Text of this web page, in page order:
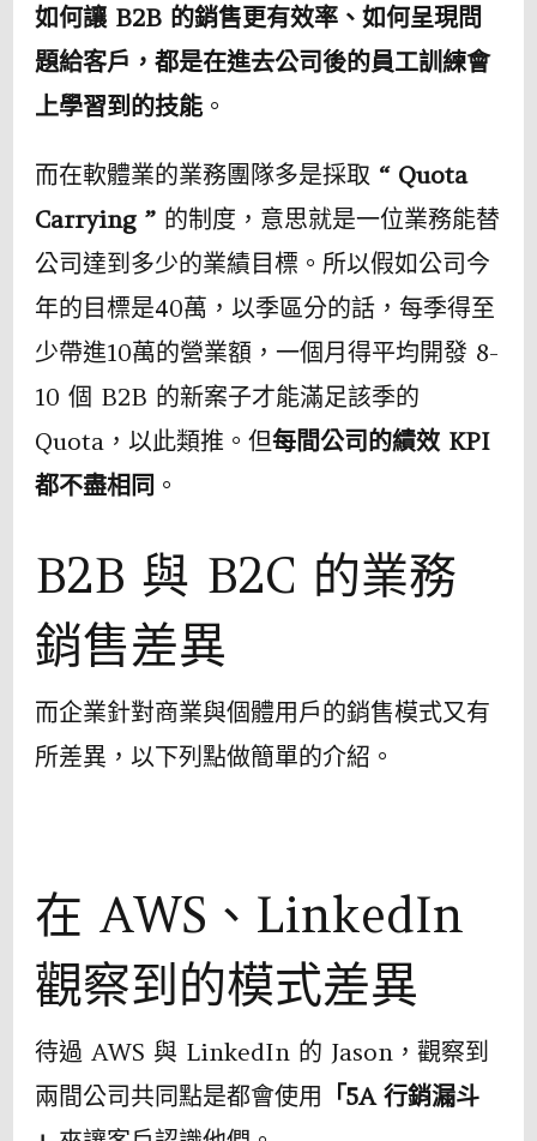
如何讓 B2B 的銷售更有效率、如何呈現問
題給客戶，都是在進去公司後的員工訓練會
上學習到的技能。
而在軟體業的業務團隊多是採取 “ Quota
Carrying ” 的制度，意思就是一位業務能替
公司達到多少的業績目標。所以假如公司今
年的目標是40萬，以季區分的話，每季得至
少帶進10萬的營業額，一個月得平均開發 8-
10 個 B2B 的新案子才能滿足該季的
Quota，以此類推。但每間公司的績效 KPI
都不盡相同 。
B2B 與 B2C 的業務
銷售差異
而企業針對商業與個體用戶的銷售模式又有
所差異，以下列點做簡單的介紹。
在 AWS、LinkedIn
觀察到的模式差異
待過 AWS 與 LinkedIn 的 Jason，觀察到
兩間公司共同點是都會使用 「5A 行銷漏斗